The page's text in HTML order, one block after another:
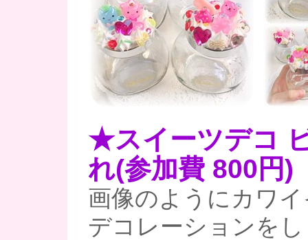
★スイーツデコ
れ(参加費 800円)
画像のようにカワ
デコレーションを